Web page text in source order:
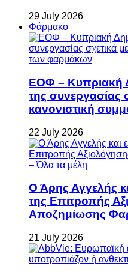
29 July 2026
Φάρμακο
ΕΟΦ – Κυπριακή
της συνεργασίας
κανονιστική
22 July 2026
Ο Άρης Αγγελής
της Επιτροπής
Αποζημίωσης
21 July 2026